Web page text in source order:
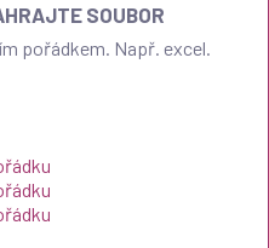
SOUBOR
pořádkem. Např. excel.